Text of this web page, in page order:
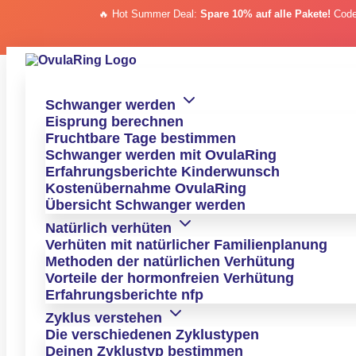
🔥 Hot Summer Deal:Spare 10% auf alle Pakete!
Schwanger werden
Eisprung berechnen
Fruchtbare Tage bestimmen
Schwanger werden mit OvulaRing
Erfahrungsberichte Kinderwunsch
Kostenübernahme OvulaRing
Übersicht Schwanger werden
Natürlich verhüten
Verhüten mit natürlicher Familienplanung
Methoden der natürlichen Verhütung
Vorteile der hormonfreien Verhütung
Erfahrungsberichte nfp
Zyklus verstehen
Die verschiedenen Zyklustypen
Deinen Zyklustyp bestimmen
Erfahrungsbericht
Mit OvulaRing als lesbische Mama schnell
schwanger
Heute berichtet uns die liebe Anastasia von ihrer
Kinderwunschgeschichte und ihren Erfahrungen mit
OvulaRing.
zum nächsten Erfahrungsbericht >
Anastasia Erfahrungsbericht
Für gleichgeschlechtliche Paare mit Kinderwunsch spielt das